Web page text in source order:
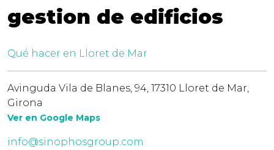
gestion de edificios
Qué hacer en Lloret de Mar
Avinguda Vila de Blanes, 94, 17310 Lloret de Mar,
Girona
Ver en Google Maps
info@sinophosgroup.com